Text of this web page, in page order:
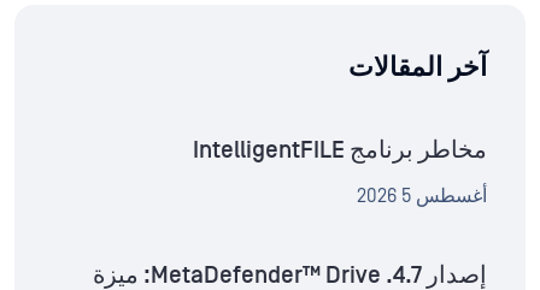
آخر المقالات
مخاطر برنامج IntelligentFILE
أغسطس 5 2026
إصدار MetaDefender™ Drive .4.7: ميزة